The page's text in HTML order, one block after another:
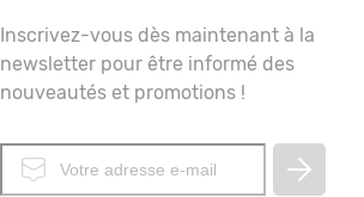
Inscrivez-vous dès maintenant à la
newsletter pour être informé des
nouveautés et promotions !